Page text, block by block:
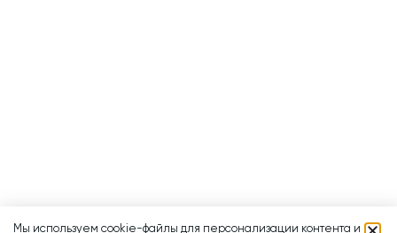
Мы используем cookie-файлы для персонализации контента и